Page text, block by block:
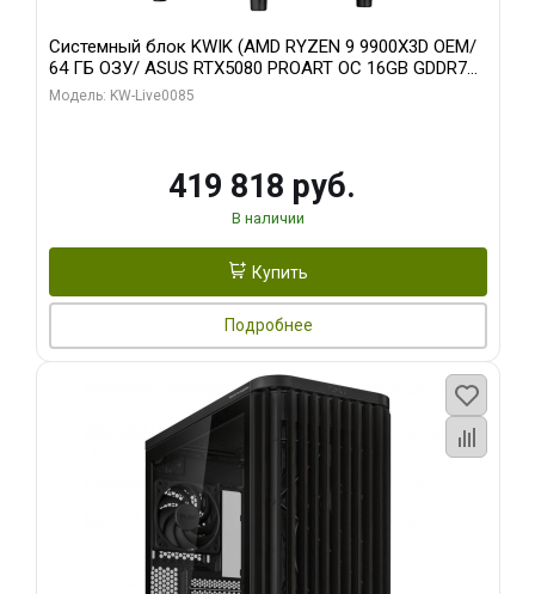
Системный блок KWIK (AMD RYZEN 9 9900X3D OEM/
64 ГБ ОЗУ/ ASUS RTX5080 PROART OC 16GB GDDR7
256bit Type-C DP 2/ 960 ГБ SSD)
Модель: KW-Live0085
419 818 руб.
В наличии
Купить
Подробнее